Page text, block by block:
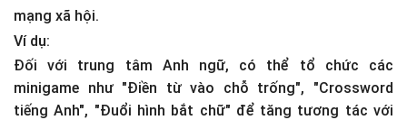
mạng xã hội.
Ví dụ:
Đối với trung tâm Anh ngữ, có thể tổ chức các
minigame như "Điền từ vào chỗ trống", "Crossword
tiếng Anh", "Đuổi hình bắt chữ" để tăng tương tác với